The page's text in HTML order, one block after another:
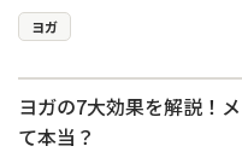
ヨガ
ヨガの7大効果を解説！
て本当？